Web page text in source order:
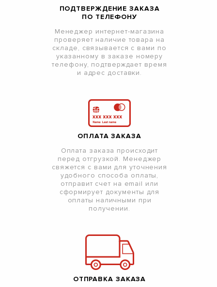
ПОДТВЕРЖДЕНИЕ ЗАКАЗА
ПО ТЕЛЕФОНУ
Менеджер интернет-магазина
проверяет наличие товара на
складе, связывается с вами по
указанному в заказе номеру
телефону, подтверждает время
и адрес доставки.
ОПЛАТА ЗАКАЗА
Оплата заказа происходит
перед отгрузкой. Менеджер
свяжется с вами для уточнения
удобного способа оплаты,
отправит счет на email или
сформирует документы для
оплаты наличными при
получении.
ОТПРАВКА ЗАКАЗА